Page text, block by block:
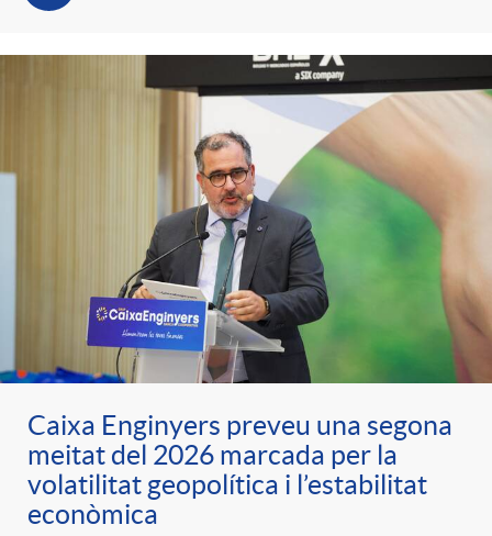
Caixa Enginyers preveu una segona
meitat del 2026 marcada per la
volatilitat geopolítica i l’estabilitat
econòmica